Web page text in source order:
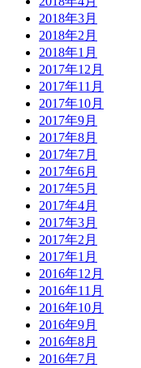
2018年3月
2018年2月
2018年1月
2017年12月
2017年11月
2017年10月
2017年9月
2017年8月
2017年7月
2017年6月
2017年5月
2017年4月
2017年3月
2017年2月
2017年1月
2016年12月
2016年11月
2016年10月
2016年9月
2016年8月
2016年7月